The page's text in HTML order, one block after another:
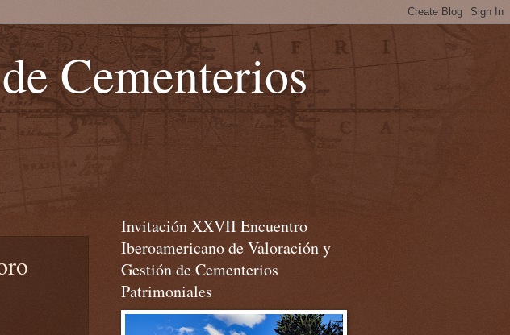
Cementerios
Invitación XXVII Encuentro
Iberoamericano de Valoración y
Gestión de Cementerios
Patrimoniales